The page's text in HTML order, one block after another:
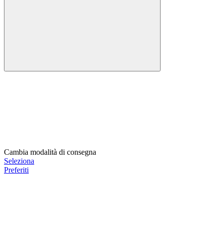
Cambia modalità di consegna
Seleziona
Preferiti